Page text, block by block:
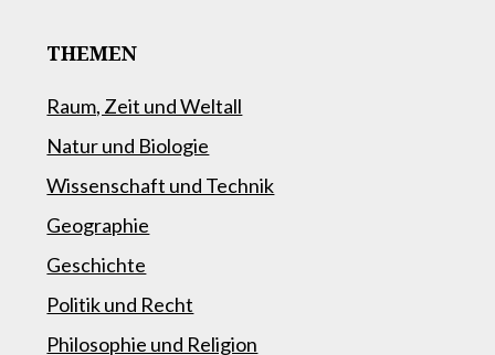
THEMEN
Raum, Zeit und Weltall
Natur und Biologie
Wissenschaft und Technik
Geographie
Geschichte
Politik und Recht
Philosophie und Religion